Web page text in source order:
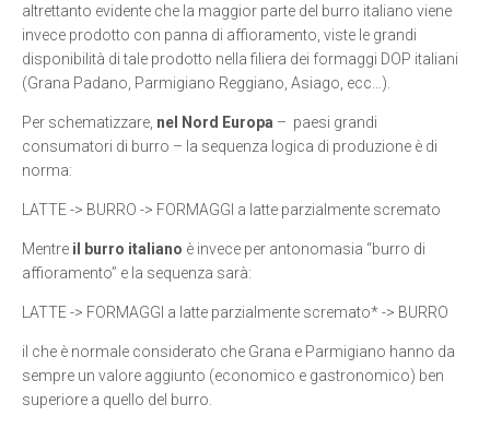
altrettanto evidente che la maggior parte del burro italiano viene
invece prodotto con panna di affioramento, viste le grandi
disponibilità di tale prodotto nella filiera dei formaggi DOP italiani
(Grana Padano, Parmigiano Reggiano, Asiago, ecc…).
Per schematizzare, nel Nord Europa – paesi grandi
consumatori di burro – la sequenza logica di produzione è di
norma:
LATTE -> BURRO -> FORMAGGI a latte parzialmente scremato
Mentre il burro italiano è invece per antonomasia “burro di
affioramento” e la sequenza sarà:
LATTE -> FORMAGGI a latte parzialmente scremato* -> BURRO
il che è normale considerato che Grana e Parmigiano hanno da
sempre un valore aggiunto (economico e gastronomico) ben
superiore a quello del burro.